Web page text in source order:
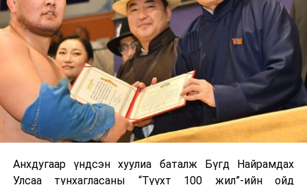
Анхдугаар үндсэн хуулиа баталж Бүгд Найрамдах
Улсаа тунхагласаны “Түүхт 100 жил”-ийн ойд